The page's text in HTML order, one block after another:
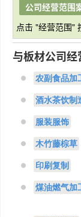
公司经营范围
点击 "经营范围"
与板材公司
农副食品加
酒水茶饮制
服装服饰
木竹藤棕草
印刷复制
煤油燃气加